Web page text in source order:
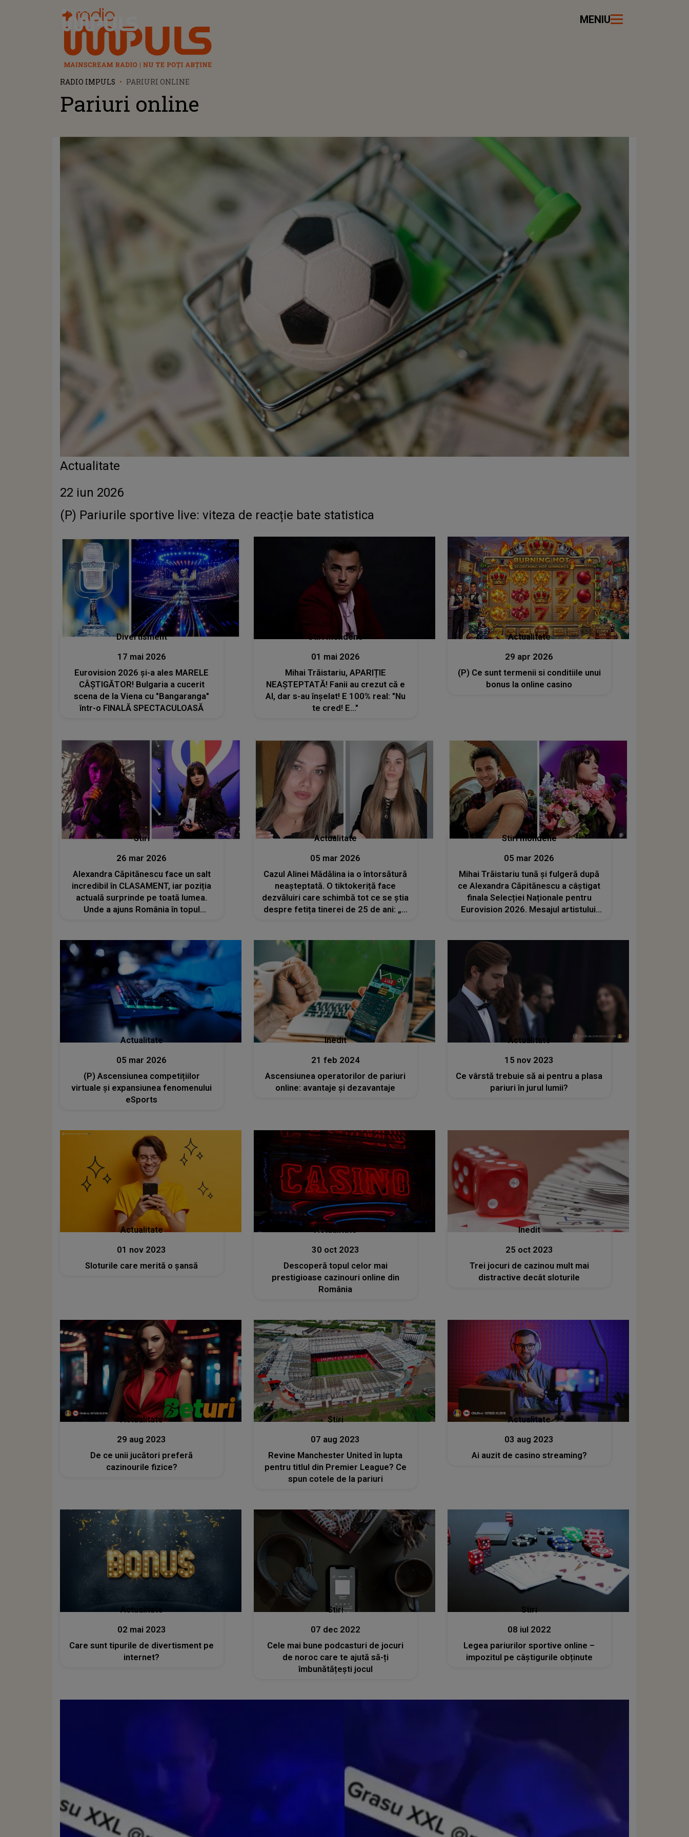
Radio Impuls MENIU
RADIO IMPULS PARIURI ONLINE
Pariuri online
Actualitate
22 iun 2026
(P) Pariurile sportive live: viteza de reacție bate statistica
Divertisment
17 mai 2026
Eurovision 2026 și-a ales MARELE
CÂȘTIGĂTOR! Bulgaria a cucerit
scena de la Viena cu "Bangaranga"
într-o FINALĂ SPECTACULOASĂ
Stiri mondene
01 mai 2026
Mihai Trăistariu, APARIȚIE
NEAȘTEPTATĂ! Fanii au crezut că e
AI, dar s-au înșelat! E 100% real: "Nu
te cred! E..."
Actualitate
29 apr 2026
(P) Ce sunt termenii si conditiile unui
bonus la online casino
Stiri
26 mar 2026
Alexandra Căpitănescu face un salt
incredibil în CLASAMENT, iar poziția
actuală surprinde pe toată lumea.
Unde a ajuns România în topul
Actualitate
05 mar 2026
Cazul Alinei Mădălina ia o întorsătură
neașteptată. O tiktokeriță face
dezvăluiri care schimbă tot ce se știa
despre fetița tinerei de 25 de ani: „A
Stiri mondene
05 mar 2026
Mihai Trăistariu tună și fulgeră după
ce Alexandra Căpitănescu a câștigat
finala Selecției Naționale pentru
Eurovision 2026. Mesajul artistului:
Actualitate
05 mar 2026
(P) Ascensiunea competițiilor
virtuale și expansiunea fenomenului
eSports
Inedit
21 feb 2024
Ascensiunea operatorilor de pariuri
online: avantaje și dezavantaje
Actualitate
15 nov 2023
Ce vârstă trebuie să ai pentru a plasa
pariuri în jurul lumii?
Actualitate
01 nov 2023
Sloturile care merită o șansă
Actualitate
30 oct 2023
Descoperă topul celor mai
prestigioase cazinouri online din
România
Inedit
25 oct 2023
Trei jocuri de cazinou mult mai
distractive decât sloturile
Actualitate
29 aug 2023
De ce unii jucători preferă
cazinourile fizice?
Stiri
07 aug 2023
Revine Manchester United în lupta
pentru titlul din Premier League? Ce
spun cotele de la pariuri
Actualitate
03 aug 2023
Ai auzit de casino streaming?
Actualitate
02 mai 2023
Care sunt tipurile de divertisment pe
internet?
Stiri
07 dec 2022
Cele mai bune podcasturi de jocuri
de noroc care te ajută să-ți
îmbunătățești jocul
Stiri
08 iul 2022
Legea pariurilor sportive online –
impozitul pe câștigurile obținute